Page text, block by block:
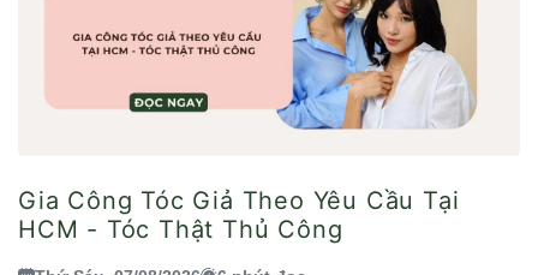
Gia Công Tóc Giả Theo Yêu Cầu Tại
HCM - Tóc Thật Thủ Công